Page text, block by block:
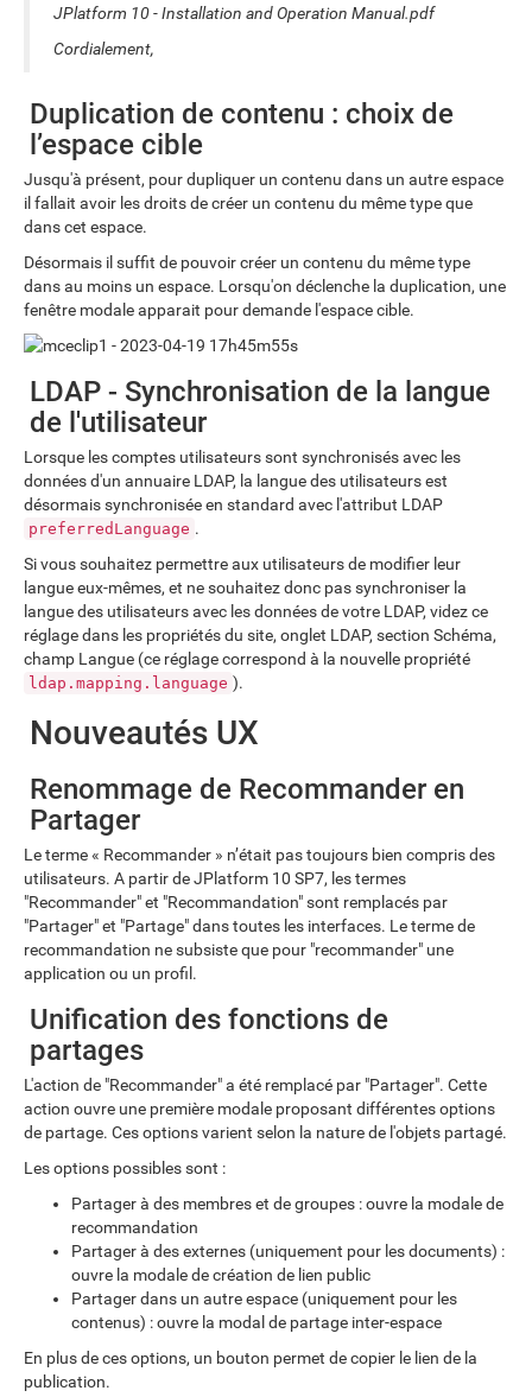
JPlatform 10 - Installation and Operation Manual.pdf
Cordialement,
Duplication de contenu : choix de
l’espace cible
Jusqu'à présent, pour dupliquer un contenu dans un autre espace
il fallait avoir les droits de créer un contenu du même type que
dans cet espace.
Désormais il suffit de pouvoir créer un contenu du même type
dans au moins un espace. Lorsqu'on déclenche la duplication, une
fenêtre modale apparait pour demande l'espace cible.
LDAP - Synchronisation de la langue
de l'utilisateur
Lorsque les comptes utilisateurs sont synchronisés avec les
données d'un annuaire LDAP, la langue des utilisateurs est
désormais synchronisée en standard avec l'attribut LDAP
preferredLanguage .
Si vous souhaitez permettre aux utilisateurs de modifier leur
langue eux-mêmes, et ne souhaitez donc pas synchroniser la
langue des utilisateurs avec les données de votre LDAP, videz ce
réglage dans les propriétés du site, onglet LDAP, section Schéma,
champ Langue (ce réglage correspond à la nouvelle propriété
ldap.mapping.language ).
Nouveautés UX
Renommage de Recommander en
Partager
Le terme « Recommander » n’était pas toujours bien compris des
utilisateurs. A partir de JPlatform 10 SP7, les termes
"Recommander" et "Recommandation" sont remplacés par
"Partager" et "Partage" dans toutes les interfaces. Le terme de
recommandation ne subsiste que pour "recommander" une
application ou un profil.
Unification des fonctions de
partages
L'action de "Recommander" a été remplacé par "Partager". Cette
action ouvre une première modale proposant différentes options
de partage. Ces options varient selon la nature de l'objets partagé.
Les options possibles sont :
Partager à des membres et de groupes : ouvre la modale de
recommandation
Partager à des externes (uniquement pour les documents) :
ouvre la modale de création de lien public
Partager dans un autre espace (uniquement pour les
contenus) : ouvre la modal de partage inter-espace
En plus de ces options, un bouton permet de copier le lien de la
publication.